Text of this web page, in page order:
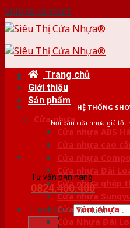
Skip to content
HỆ THỐNG
Nơi bán cửa nhựa giá tốt
Tư vấn bán hàng
0824.400.400
Tìm kiếm:
Trang chủ
Giới thiệu
Sản phẩm
Cửa nhựa
Cửa nhựa ABS
Cửa nhựa cao
Cửa nhựa
Cửa nhựa Đài
Cửa nhựa ghép
Cửa nhựa
Cửa vòm nhựa
Cửa Nhựa Đài